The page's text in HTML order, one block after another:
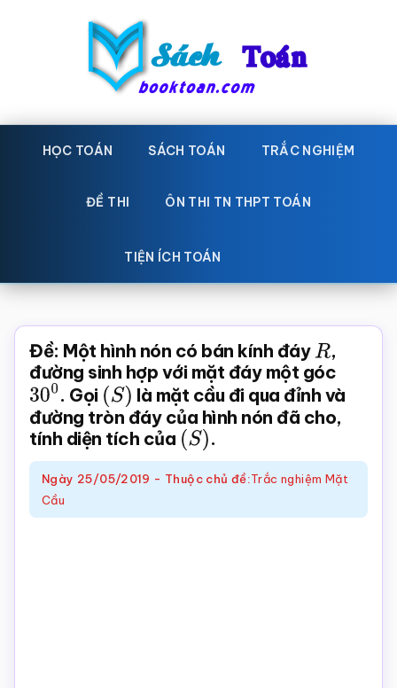
Sách
Toán
toán
Học
toán,
giáo
Toán,
trắc
nghiệm
Toán
online
HỌC TOÁN SÁCH TOÁN TRẮC NGHIỆM
ĐỀ THI ÔN THI TN THPT TOÁN
TIỆN ÍCH TOÁN
Đề: Một hình nón có bán kính đáy R,
đường sinh hợp với mặt đáy một góc
300. Gọi (S) là mặt cầu đi qua đỉnh và
đường tròn đáy của hình nón đã cho,
tính diện tích của (S) .
Ngày 25/05/2019 - Thuộc chủ đề:Trắc nghiệm Mặt
Cầu